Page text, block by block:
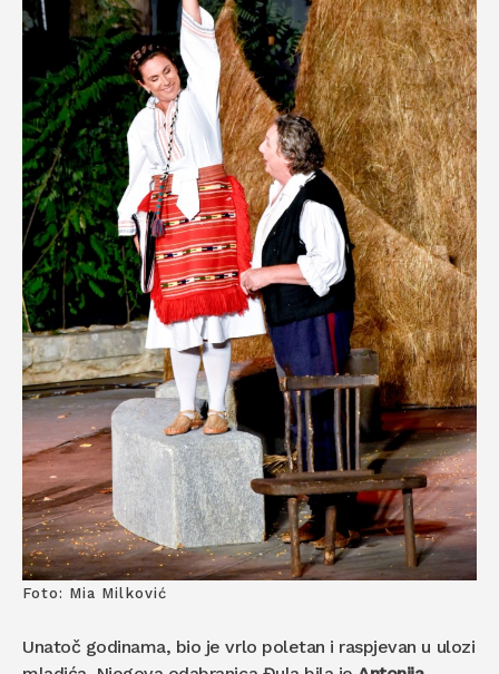
Foto: Mia Milković
Unatoč godinama, bio je vrlo poletan i raspjevan u ulozi